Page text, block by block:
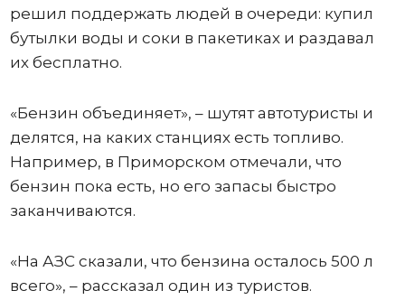
решил поддержать людей в очереди: купил
бутылки воды и соки в пакетиках и раздавал
их бесплатно.
«Бензин объединяет», – шутят автотуристы и
делятся, на каких станциях есть топливо.
Например, в Приморском отмечали, что
бензин пока есть, но его запасы быстро
заканчиваются.
«На АЗС сказали, что бензина осталось 500 л
всего», – рассказал один из туристов.